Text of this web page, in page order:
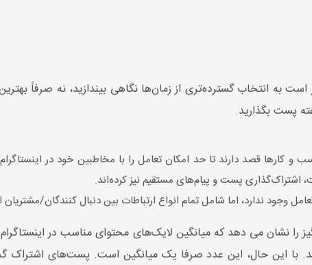
به انتخاب گسترده‌تری از زمان‌ها نگاهی بیندازید، نه صرفاً
پست بگذارید.
کارها قصد دارند تا حد امکان تعامل را با مخاطبین خود در
اشتراک‌گذاری پست و پیام‌های مستقیم نیز کرده‌اند.
وجود ندارد، اما شامل تمام انواع ارتباطات بین دنبال کنندگان/
با این حال، این عدد صرفا یک میانگین است. پست‌های اشتراک